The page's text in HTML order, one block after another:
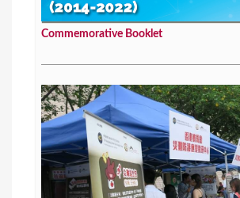
Commemorative Booklet